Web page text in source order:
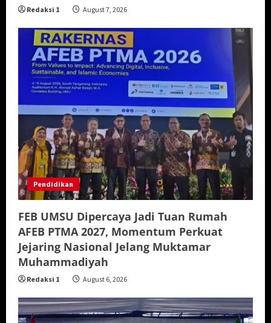
Redaksi 1 August 7, 2026
Pendidikan
FEB UMSU Dipercaya Jadi Tuan Rumah
AFEB PTMA 2027, Momentum Perkuat
Jejaring Nasional Jelang Muktamar
Muhammadiyah
Redaksi 1 August 6, 2026